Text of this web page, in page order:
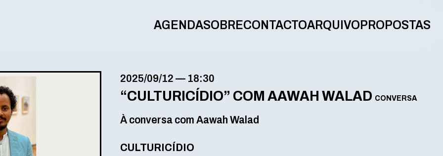
AGENDASOBRECONTACTOARQUIVO PROPOSTAS
2025/09/12 — 18:30
“CULTURICÍDIO” COM AAWAH WALAD CONVERSA
À conversa com Aawah Walad
CULTURICÍDIO